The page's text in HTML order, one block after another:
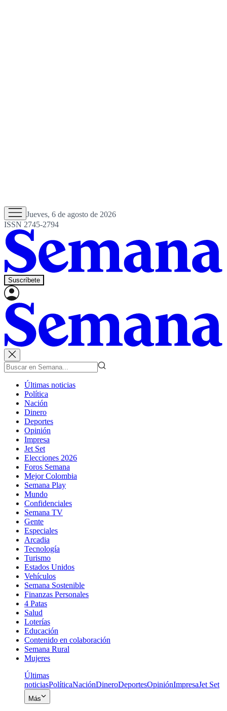
Jueves, 6 de agosto de 2026
ISSN 2745-2794
Suscríbete
Últimas noticias
Política
Nación
Dinero
Deportes
Opinión
Impresa
Jet Set
Elecciones 2026
Foros Semana
Mejor Colombia
Semana Play
Mundo
Confidenciales
Semana TV
Gente
Especiales
Arcadia
Tecnología
Turismo
Estados Unidos
Vehículos
Semana Sostenible
Finanzas Personales
4 Patas
Salud
Loterías
Educación
Contenido en colaboración
Semana Rural
Mujeres
Últimas
noticiasPolíticaNaciónDineroDeportesOpiniónImpresaJet Set
Más